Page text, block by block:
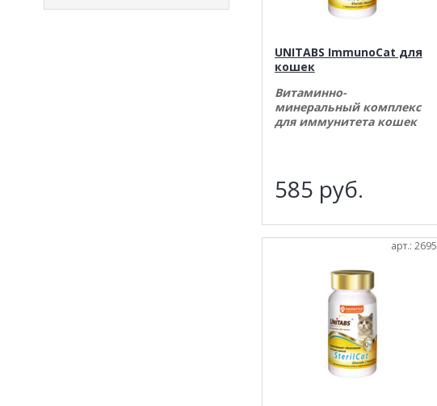
UNITABS ImmunoCat для
кошек
Витаминно-
минеральный комплекс
для иммунитета кошек
585 руб.
арт.: 2695